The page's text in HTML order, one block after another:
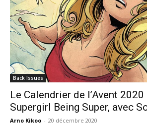
Back Issues
Le Calendrier de l’Avent
Supergirl Being Super, avec
Arno Kikoo - 20 décembre 2020